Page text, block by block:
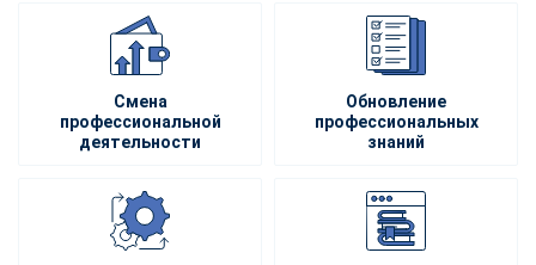
Смена
профессиональной
деятельности
Обновление
профессиональных
знаний